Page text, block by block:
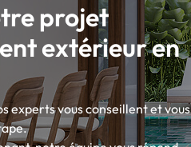
projet
extérieur en
experts vous conseillent et vous